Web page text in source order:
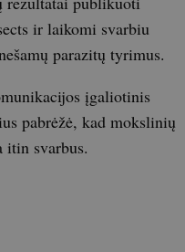
ir laikomi svarbiu
parazitų tyrimus.
įgaliotinis
pabrėžė, kad mokslinių
itin svarbus.